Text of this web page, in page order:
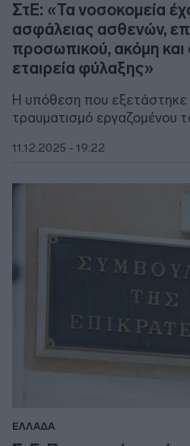
ΣτΕ: «Τα νοσοκομεία
ασφάλειας ασθενών,
προσωπικού, ακόμη και
εταιρεία φύλαξης»
Η υπόθεση που
τραυματισμό εργαζομένου
11.12.2025 - 19:22
ΕΛΛΑΔΑ